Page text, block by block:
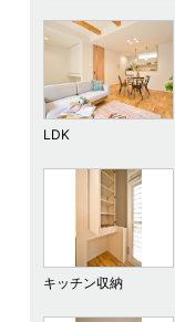
LDK
キッチン収納